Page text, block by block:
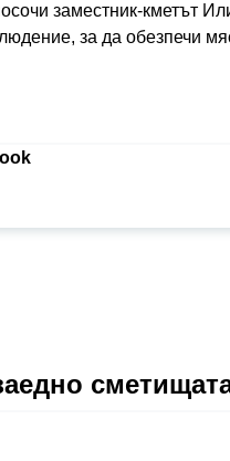
заместник-кметът
за да обезпечи